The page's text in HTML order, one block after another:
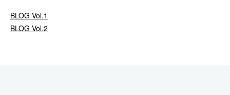
BLOG Vol.1
BLOG Vol.2